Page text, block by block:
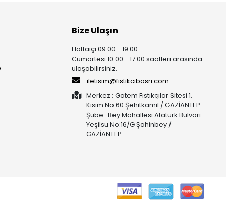
Bize Ulaşın
Haftaiçi 09:00 - 19:00
Cumartesi 10:00 - 17:00 saatleri arasında
ulaşabilirsiniz.
iletisim@fistikcibasri.com
Merkez : Gatem Fıstıkçılar Sitesi 1.
Kısım No:60 Şehitkamil / GAZİANTEP
Şube : Bey Mahallesi Atatürk Bulvarı
Yeşilsu No:16/G Şahinbey /
GAZİANTEP